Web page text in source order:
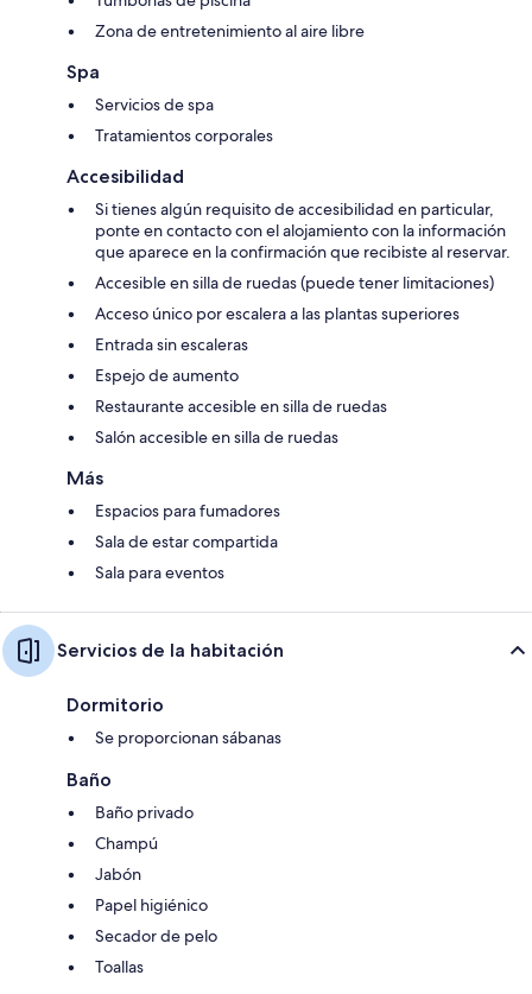
Zona de entretenimiento al aire libre
Spa
Servicios de spa
Tratamientos corporales
Accesibilidad
Si tienes algún requisito de accesibilidad en particular,
ponte en contacto con el alojamiento con la información
que aparece en la confirmación que recibiste al reservar.
Accesible en silla de ruedas (puede tener limitaciones)
Acceso único por escalera a las plantas superiores
Entrada sin escaleras
Espejo de aumento
Restaurante accesible en silla de ruedas
Salón accesible en silla de ruedas
Más
Espacios para fumadores
Sala de estar compartida
Sala para eventos
Servicios de la habitación
Dormitorio
Se proporcionan sábanas
Baño
Baño privado
Champú
Jabón
Papel higiénico
Secador de pelo
Toallas